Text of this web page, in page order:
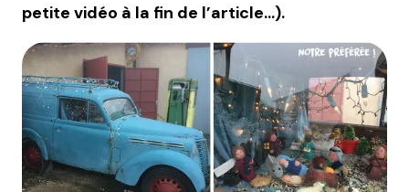
petite vidéo à la fin de l’article…).